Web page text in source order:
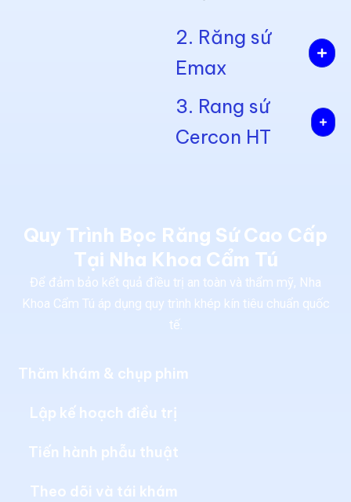
2. Răng sứ
Emax
3. Rang sứ
Cercon HT
Quy Trình Bọc Răng Sứ Cao Cấp
Tại Nha Khoa Cẩm Tú
Để đảm bảo kết quả điều trị an toàn và thẩm mỹ, Nha
Khoa Cẩm Tú áp dụng quy trình khép kín tiêu chuẩn quốc
tế.
Thăm khám & chụp phim
Lập kế hoạch điều trị
Tiến hành phẫu thuật
Theo dõi và tái khám